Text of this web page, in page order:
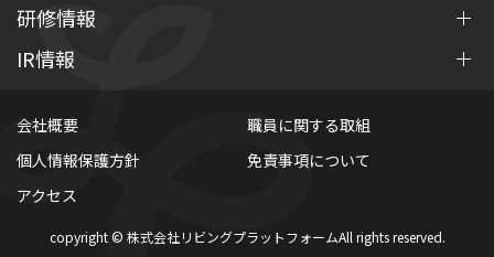
沿革
事業承継
SDGsへの取り組み
ディスクロージャーポリシー
障がい者支援事業
保育事業
会社紹介
新卒採用について
研修情報
介護職員初任者研修
認知症介護実践研修
IR情報
IRライブラリ
会社概要
職員に関する取組
個人情報保護方針
免責事項について
アクセス
copyright © 株式会社リビングプラットフォームAll rights reserved.